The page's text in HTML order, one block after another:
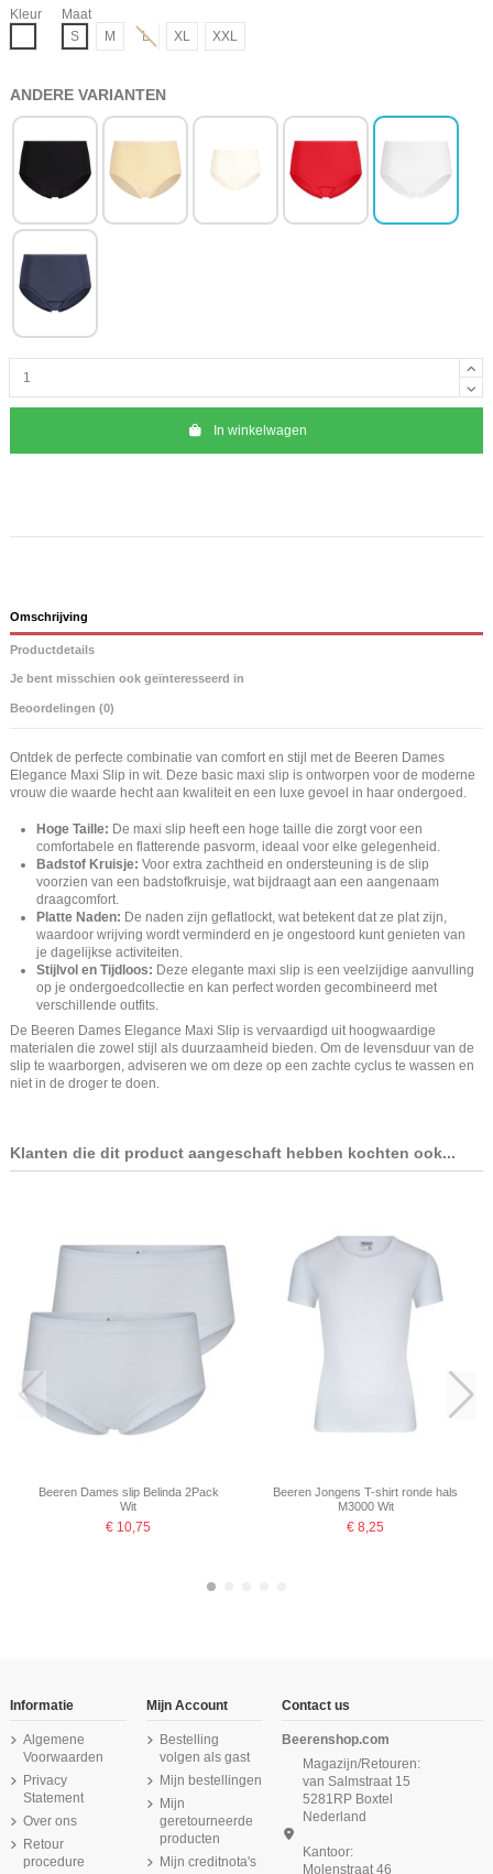
Kleur
Maat
S
M L XL XXL
ANDERE VARIANTEN
In winkelwagen
Omschrijving
Productdetails
Je bent misschien ook geïnteresseerd in
Beoordelingen (0)
Ontdek de perfecte combinatie van comfort en stijl met de Beeren Dames
Elegance Maxi Slip in wit. Deze basic maxi slip is ontworpen voor de moderne
vrouw die waarde hecht aan kwaliteit en een luxe gevoel in haar ondergoed.
Hoge Taille: De maxi slip heeft een hoge taille die zorgt voor een
comfortabele en flatterende pasvorm, ideaal voor elke gelegenheid.
Badstof Kruisje: Voor extra zachtheid en ondersteuning is de slip
voorzien van een badstofkruisje, wat bijdraagt aan een aangenaam
draagcomfort.
Platte Naden: De naden zijn geflatlockt, wat betekent dat ze plat zijn,
waardoor wrijving wordt verminderd en je ongestoord kunt genieten van
je dagelijkse activiteiten.
Stijlvol en Tijdloos: Deze elegante maxi slip is een veelzijdige aanvulling
op je ondergoedcollectie en kan perfect worden gecombineerd met
verschillende outfits.
De Beeren Dames Elegance Maxi Slip is vervaardigd uit hoogwaardige
materialen die zowel stijl als duurzaamheid bieden. Om de levensduur van de
slip te waarborgen, adviseren we om deze op een zachte cyclus te wassen en
niet in de droger te doen.
Klanten die dit product aangeschaft hebben kochten ook...
Beeren Dames slip Belinda 2Pack
Wit
€ 10,75
Beeren Jongens T-shirt ronde hals
M3000 Wit
€ 8,25
Informatie
Algemene
Voorwaarden
Privacy
Statement
Over ons
Retour
procedure
Mijn Account
Bestelling
volgen als gast
Mijn bestellingen
Mijn
geretourneerde
producten
Mijn creditnota's
Contact us
Beerenshop.com
Magazijn/Retouren:
van Salmstraat 15
5281RP Boxtel
Nederland
Kantoor:
Molenstraat 46